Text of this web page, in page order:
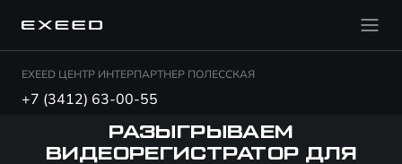
EXEED ЦЕНТР ИНТЕРПАРТНЕР ПОЛЕССКАЯ
+7 (3412) 63-00-55
РАЗЫГРЫВАЕМ
ВИДЕОРЕГИСТРАТОР ДЛЯ